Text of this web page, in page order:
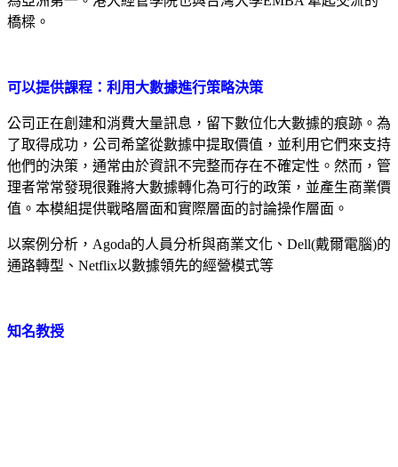
橋樑。
可以提供課程：利用大數據進行策略決策
公司正在創建和消費大量訊息，留下數位化大數據的痕跡。為
了取得成功，公司希望從數據中提取價值，並利用它們來支持
他們的決策，通常由於資訊不完整而存在不確定性。然而，管
理者常常發現很難將大數據轉化為可行的政策，並產生商業價
值。本模組提供戰略層面和實際層面的討論操作層面。
以案例分析，Agoda的人員分析與商業文化、Dell(戴爾電腦)的
通路轉型、Netflix以數據領先的經營模式等
知名教授